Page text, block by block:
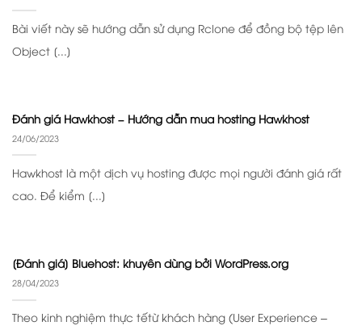
Bài viết này sẽ hướng dẫn sử dụng Rclone để đồng bộ tệp lên
Object [...]
Đánh giá Hawkhost – Hướng dẫn mua hosting Hawkhost
24/06/2023
Hawkhost là một dịch vụ hosting được mọi người đánh giá rất
cao. Để kiểm [...]
[Đánh giá] Bluehost: khuyên dùng bởi WordPress.org
28/04/2023
Theo kinh nghiệm thực tếtừ khách hàng (User Experience –